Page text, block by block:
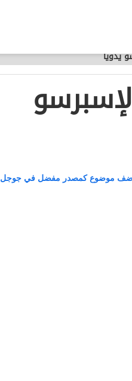
يدوياً
موضوع كمصدر مفضل في جوجل